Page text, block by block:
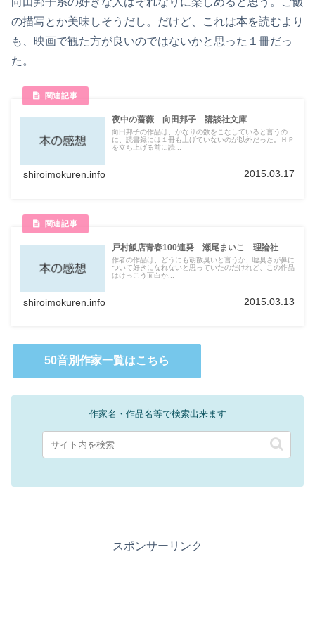
の描写とか美味しそうだし。だけど、これは本を読むより
も、映画で観た方が良いのではないかと思った１冊だっ
た。
夜中の薔薇 向田邦子 講談社文庫
向田邦子の作品は、かなりの数をこなしていると言うの
に、読書録には１冊も上げていないのが以外だった。ＨＰ
を立ち上げる前に読...
shiroimokuren.info 2015.03.17
戸村飯店青春100連発 瀬尾まいこ 理論社
作者の作品は、どうにも胡散臭いと言うか、嘘臭さが鼻に
ついて好きになれないと思っていたのだけれど、この作品
はけっこう面白か...
shiroimokuren.info 2015.03.13
50音別作家一覧はこちら
作家名・作品名等で検索出来ます
スポンサーリンク